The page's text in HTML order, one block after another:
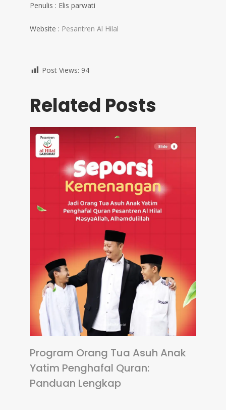
Penulis : Elis parwati
Website : Pesantren Al Hilal
Post Views: 94
Related Posts
Program Orang Tua Asuh Anak
Yatim Penghafal Quran:
Panduan Lengkap